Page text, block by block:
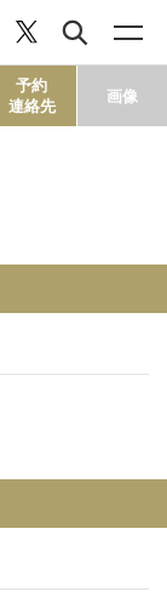
予約
連絡先
画像